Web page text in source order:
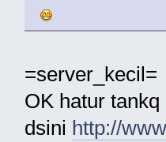
=server_kecil=
OK hatur
dsini http://